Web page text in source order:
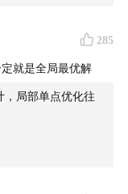
285
就是全局最优解
，局部单点优化往